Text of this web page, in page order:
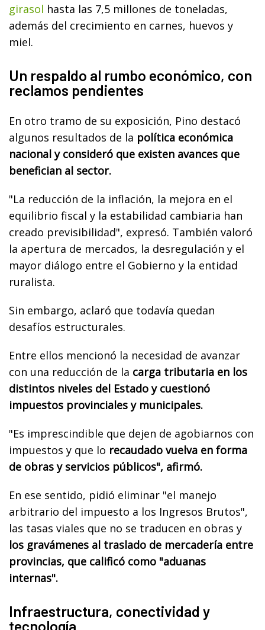
girasol hasta las 7,5 millones de toneladas,
además del crecimiento en carnes, huevos y
miel.
Un respaldo al rumbo económico, con
reclamos pendientes
En otro tramo de su exposición, Pino destacó
algunos resultados de la política económica
nacional y consideró que existen avances que
benefician al sector.
"La reducción de la inflación, la mejora en el
equilibrio fiscal y la estabilidad cambiaria han
creado previsibilidad", expresó. También valoró
la apertura de mercados, la desregulación y el
mayor diálogo entre el Gobierno y la entidad
ruralista.
Sin embargo, aclaró que todavía quedan
desafíos estructurales.
Entre ellos mencionó la necesidad de avanzar
con una reducción de la carga tributaria en los
distintos niveles del Estado y cuestionó
impuestos provinciales y municipales.
"Es imprescindible que dejen de agobiarnos con
impuestos y que lo recaudado vuelva en forma
de obras y servicios públicos", afirmó.
En ese sentido, pidió eliminar "el manejo
arbitrario del impuesto a los Ingresos Brutos",
las tasas viales que no se traducen en obras y
los gravámenes al traslado de mercadería entre
provincias, que calificó como "aduanas
internas".
Infraestructura, conectividad y
tecnología